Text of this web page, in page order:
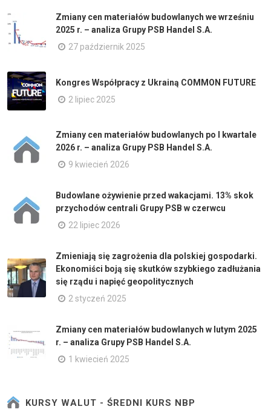
Zmiany cen materiałów budowlanych we wrześniu
2025 r. – analiza Grupy PSB Handel S.A.
27 październik 2025
Kongres Współpracy z Ukrainą COMMON FUTURE
2 lipiec 2025
Zmiany cen materiałów budowlanych po I kwartale
2026 r. – analiza Grupy PSB Handel S.A.
9 kwiecień 2026
Budowlane ożywienie przed wakacjami. 13% skok
przychodów centrali Grupy PSB w czerwcu
22 lipiec 2026
Zmieniają się zagrożenia dla polskiej gospodarki.
Ekonomiści boją się skutków szybkiego zadłużania
się rządu i napięć geopolitycznych
2 styczeń 2025
Zmiany cen materiałów budowlanych w lutym 2025
r. – analiza Grupy PSB Handel S.A.
1 kwiecień 2025
KURSY WALUT - ŚREDNI KURS NBP